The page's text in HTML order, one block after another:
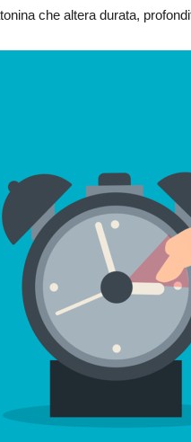
che altera durata,